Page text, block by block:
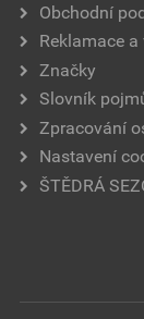
Obchodní
Reklamace
Značky
Slovník
Zpracování
Nastavení
ŠTĚDRÁ